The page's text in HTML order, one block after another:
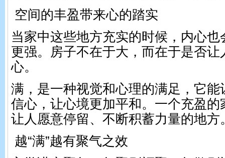
空间的丰盈带来心的踏实
当家中这些地方充实的时候，内心
更强。房子不在于大，而在于是否让
心。
满，是一种视觉和心理的满足，它能
信心，让心境更加平和。一个充盈的
让人愿意停留、不断积蓄力量的地方
越“满”越有聚气之效